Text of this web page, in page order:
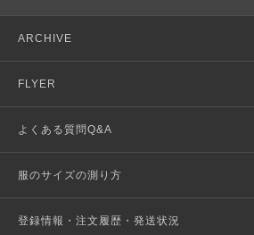
ARCHIVE
FLYER
よくある質問Q&A
服のサイズの測り方
登録情報・注文履歴・発送状況